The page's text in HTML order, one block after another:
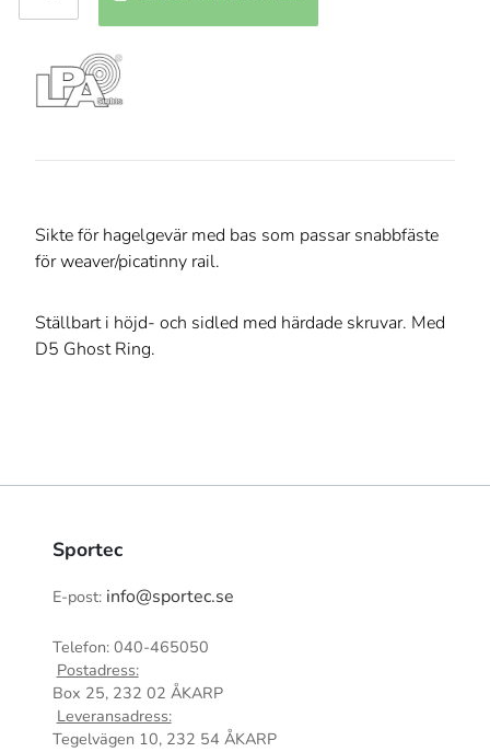
Sikte för hagelgevär med bas som passar snabbfäste
för weaver/picatinny rail.
Ställbart i höjd- och sidled med härdade skruvar. Med
D5 Ghost Ring.
Sportec
E-post: info@sportec.se
Telefon: 040-465050
Postadress:
Box 25, 232 02 ÅKARP
Leveransadress:
Tegelvägen 10, 232 54 ÅKARP